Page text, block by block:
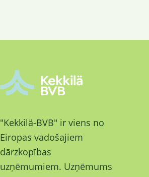
"Kekkilä-BVB" ir viens no
Eiropas vadošajiem
dārzkopības
uzņēmumiem. Uzņēmums